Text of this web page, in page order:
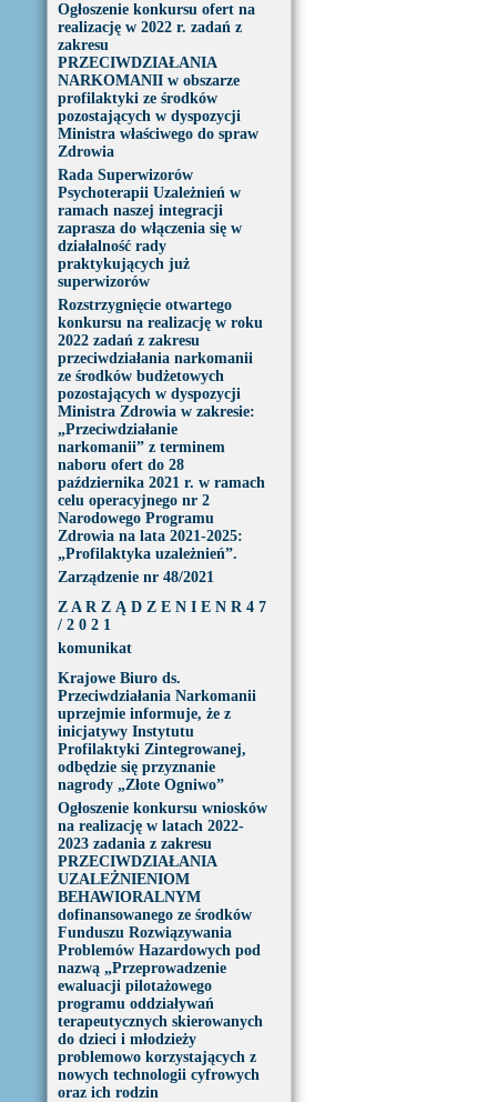
Ogłoszenie konkursu ofert na
realizację w 2022 r. zadań z
zakresu
PRZECIWDZIAŁANIA
NARKOMANII w obszarze
profilaktyki ze środków
pozostających w dyspozycji
Ministra właściwego do spraw
Zdrowia
Rada Superwizorów
Psychoterapii Uzależnień w
ramach naszej integracji
zaprasza do włączenia się w
działalność rady
praktykujących już
superwizorów
Rozstrzygnięcie otwartego
konkursu na realizację w roku
2022 zadań z zakresu
przeciwdziałania narkomanii
ze środków budżetowych
pozostających w dyspozycji
Ministra Zdrowia w zakresie:
„Przeciwdziałanie
narkomanii” z terminem
naboru ofert do 28
października 2021 r. w ramach
celu operacyjnego nr 2
Narodowego Programu
Zdrowia na lata 2021-2025:
„Profilaktyka uzależnień”.
Zarządzenie nr 48/2021
Z A R Z Ą D Z E N I E N R 4 7
/ 2 0 2 1
komunikat
Krajowe Biuro ds.
Przeciwdziałania Narkomanii
uprzejmie informuje, że z
inicjatywy Instytutu
Profilaktyki Zintegrowanej,
odbędzie się przyznanie
nagrody „Złote Ogniwo”
Ogłoszenie konkursu wniosków
na realizację w latach 2022-
2023 zadania z zakresu
PRZECIWDZIAŁANIA
UZALEŻNIENIOM
BEHAWIORALNYM
dofinansowanego ze środków
Funduszu Rozwiązywania
Problemów Hazardowych pod
nazwą „Przeprowadzenie
ewaluacji pilotażowego
programu oddziaływań
terapeutycznych skierowanych
do dzieci i młodzieży
problemowo korzystających z
nowych technologii cyfrowych
oraz ich rodzin